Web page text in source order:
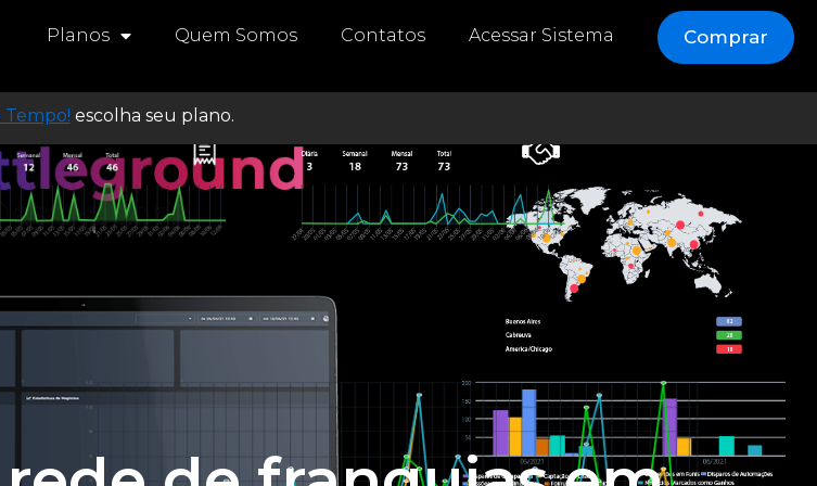
Planos Quem Somos Contatos Acessar Sistema Comprar
Tempo! escolha seu plano.